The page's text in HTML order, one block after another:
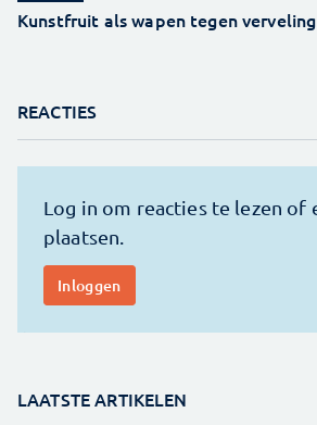
Kunstfruit als wapen tegen verveling
REACTIES
LAATSTE ARTIKELEN